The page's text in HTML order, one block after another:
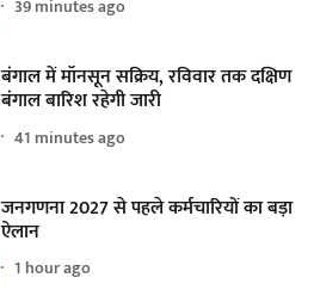
39 minutes ago
बंगाल में मॉनसून सक्रिय, रविवार तक दक्षिण
बंगाल बारिश रहेगी जारी
41 minutes ago
जनगणना 2027 से पहले कर्मचारियों का बड़ा
ऐलान
1 hour ago